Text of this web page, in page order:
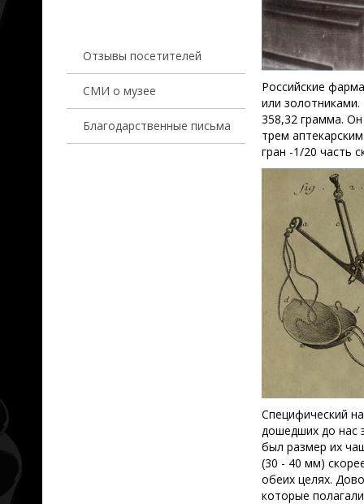
Отзывы посетителей
СМИ о музее
Благодарственные письма
Российские
или
358,32 грамма.
трем
гран -1/20 часть
Специфический
дошедших до нас
был размер их
(30 - 40 мм)
обеих целях.
которые